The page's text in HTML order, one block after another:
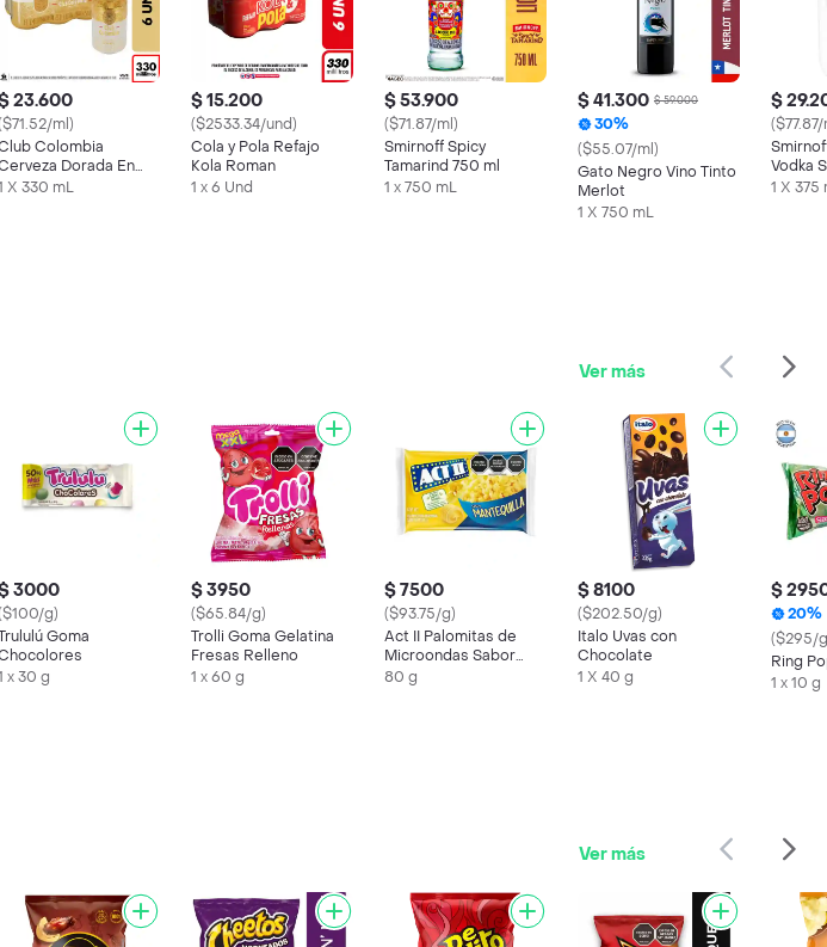
23.600
ml)
Colombia
Dorada En
330 ML X6 Unds
X 330 mL
$ 15.200
($2533.34/und)
Cola y Pola Refajo
Kola Roman
1 x 6 Und
$ 53.900
($71.87/ml)
Smirnoff Spicy
Tamarind 750 ml
1 x 750 mL
$ 41.300 $ 59.000
30%
($55.07/ml)
Gato Negro Vino Tinto
Merlot
1 X 750 mL
$
Vodka
1 X 375
Ver más
3000
g)
Goma
x 30 g
$ 3950
($65.84/g)
Trolli Goma Gelatina
Fresas Relleno
1 x 60 g
$ 7500
($93.75/g)
Act II Palomitas de
Microondas Sabor
Mantequilla
80 g
$ 8100
($202.50/g)
Italo Uvas con
Chocolate
1 X 40 g
$
20%
($295/
Ring
1 x 10 g
Ver más